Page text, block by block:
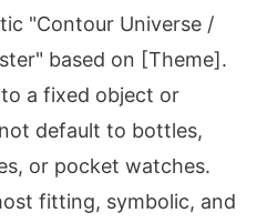
"Contour Universe /
based on [Theme].
a fixed object or
default to bottles,
or pocket watches.
fitting, symbolic, and